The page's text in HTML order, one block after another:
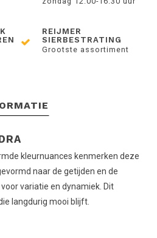
REIJMER
SIERBESTRATING
Grootste assortiment
kleurnuances kenmerken deze
naar de getijden en de
variatie en dynamiek. Dit
langdurig mooi blijft.